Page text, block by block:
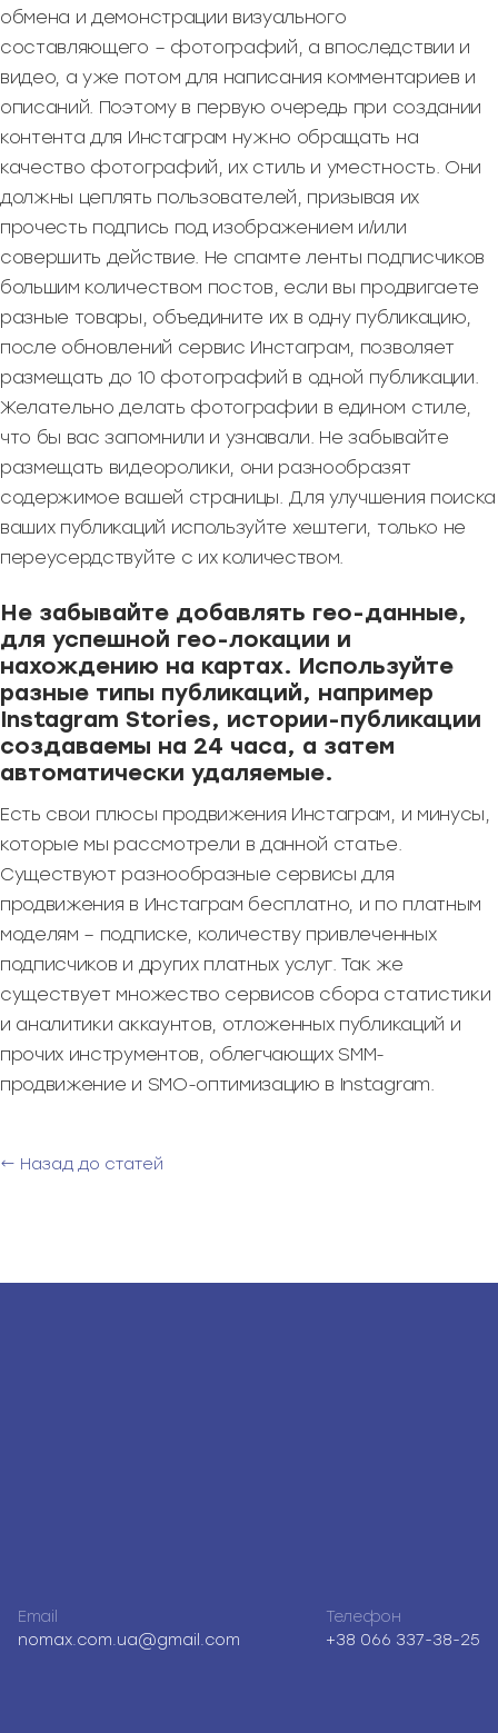
обмена и демонстрации визуального
составляющего – фотографий, а впоследствии и
видео, а уже потом для написания комментариев и
описаний. Поэтому в первую очередь при создании
контента для Инстаграм нужно обращать на
качество фотографий, их стиль и уместность. Они
должны цеплять пользователей, призывая их
прочесть подпись под изображением и/или
совершить действие. Не спамте ленты подписчиков
большим количеством постов, если вы продвигаете
разные товары, объедините их в одну публикацию,
после обновлений сервис Инстаграм, позволяет
размещать до 10 фотографий в одной публикации.
Желательно делать фотографии в едином стиле,
что бы вас запомнили и узнавали. Не забывайте
размещать видеоролики, они разнообразят
содержимое вашей страницы. Для улучшения поиска
ваших публикаций используйте хештеги, только не
переусердствуйте с их количеством.
Не забывайте добавлять гео-данные,
для успешной гео-локации и
нахождению на картах. Используйте
разные типы публикаций, например
Instagram Stories, истории-публикации
создаваемы на 24 часа, а затем
автоматически удаляемые.
Есть свои плюсы продвижения Инстаграм, и минусы,
которые мы рассмотрели в данной статье.
Существуют разнообразные сервисы для
продвижения в Инстаграм бесплатно, и по платным
моделям – подписке, количеству привлеченных
подписчиков и других платных услуг. Так же
существует множество сервисов сбора статистики
и аналитики аккаунтов, отложенных публикаций и
прочих инструментов, облегчающих SMM-
продвижение и SMO-оптимизацию в Instagram.
← Назад до статей
Email
nomax.com.ua@gmail.com
Телефон
+38 066 337-38-25